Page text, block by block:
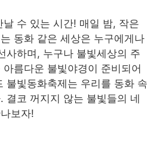
날 수 있는 시간! 매일 밤, 작은
동화 같은 세상은 누구에게나
사하며, 누구나 불빛세상의 주
름다운 불빛야경이 준비되어
불빛동화축제는 우리를 동화 속
결코 꺼지지 않는 불빛들의 네
보자!